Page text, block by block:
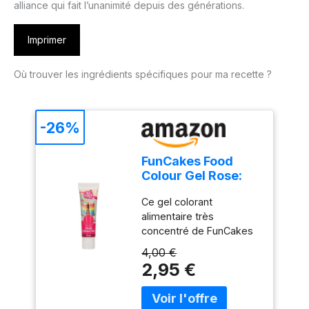
alliance qui fait l’unanimité depuis des générations.
Imprimer
Où trouver les ingrédients spécifiques pour ma recette ?
FunCakes Food
Colour Gel Rose:
Alimentaire Gel
Concentré pour le
Fondant, la Pâte
d'Amande, la
Crème. Dosage
Simple et Facile.
Créer des Couleurs
Vives. Halal. 30 g
Ce gel colorant
alimentaire très
concentré de FunCakes
pâte à sucre, le glaçage,
le massepain, les
crèmes, les gâteaux, les
gommes et bien d'autres
4,00 €
2,95 €
-26%